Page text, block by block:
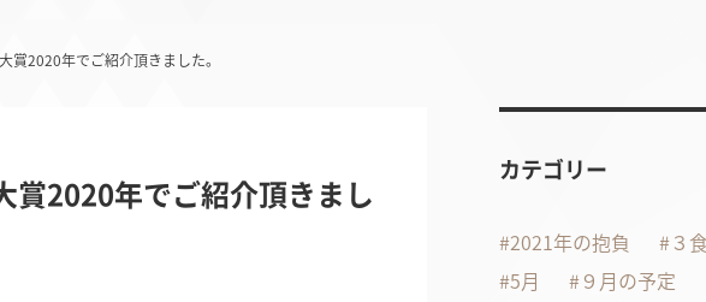
2020年でご紹介頂きました。
賞2020年でご紹介頂きまし
カテゴリー
2021年の抱負
３
5月
９月の予定